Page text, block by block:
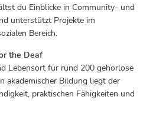
du Einblicke in Community- und
unterstützt Projekte im
Bereich.
the Deaf
Lebensort für rund 200 gehörlose
akademischer Bildung liegt der
praktischen Fähigkeiten und